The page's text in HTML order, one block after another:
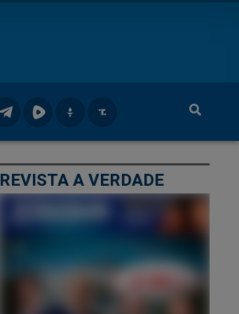
REVISTA A VERDADE